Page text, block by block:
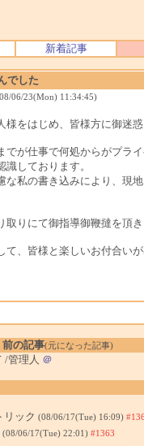
新着記事
でした
06/23(Mon) 11:34:45)
をはじめ、皆様方に御迷
でが仕事で何処からがプラ
しております。
な私の書き込みにより、現
りにて御指導御鞭撻を頂
、皆様と楽しいお付合いが
前の記事(元になった記事)
/管理人 ＠
リック (08/06/17(Tue) 16:09)
(08/06/17(Tue) 22:01) #1363